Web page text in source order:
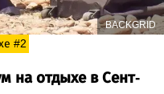
BACKGRID
#2
на отдыхе в Сент-